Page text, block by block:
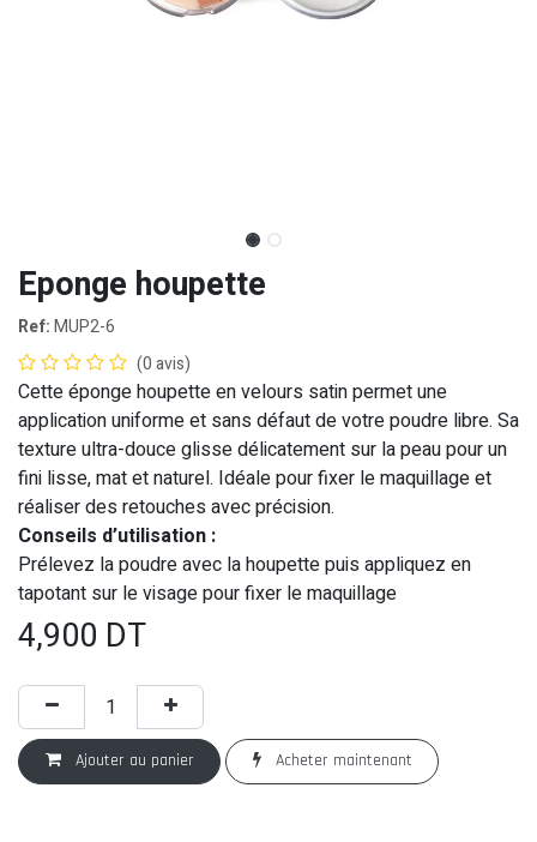
Eponge houpette
Ref:MUP2-6
(0 avis)
Cette éponge houpette en velours satin permet une
application uniforme et sans défaut de votre poudre libre. Sa
texture ultra-douce glisse délicatement sur la peau pour un
fini lisse, mat et naturel. Idéale pour fixer le maquillage et
réaliser des retouches avec précision.
Conseils d’utilisation :
Prélevez la poudre avec la houpette puis appliquez en
tapotant sur le visage pour fixer le maquillage
4,900 DT
Ajouter au panier Acheter maintenant